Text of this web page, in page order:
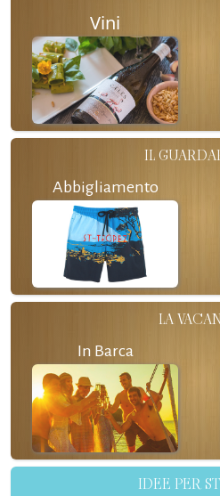
Vini
IL
Abbigliamento
LA
In Barca
IDEE PER